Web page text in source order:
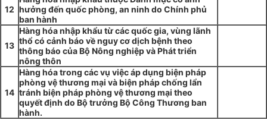
12 hưởng đến quốc phòng, an ninh do Chính phủ
ban hành
13
Hàng hóa nhập khẩu từ các quốc gia, vùng lãnh
thổ có cảnh báo về nguycơdịch bệnh theo
thông báo của Bộ Nông nghiệp và Phát triển
nông thôn
14
Hàng hóa trong các vụ việc áp dụng biện pháp
phòng vệ thương mại và biện pháp chống lẩn
tránh biện pháp phòng vệthương mại theo
quyết định do Bộ trưởng Bộ Công Thương ban
hành.